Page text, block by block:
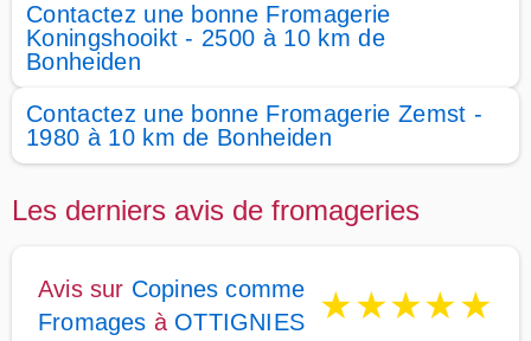
Contactez une bonne Fromagerie
Koningshooikt - 2500 à 10 km de
Bonheiden
Contactez une bonne Fromagerie Zemst -
1980 à 10 km de Bonheiden
Les derniers avis de fromageries
Avis sur Copines comme
Fromages à OTTIGNIES ★★★★★